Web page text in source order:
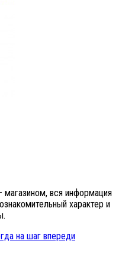
магазином, вся информация
характер и
на шаг впереди